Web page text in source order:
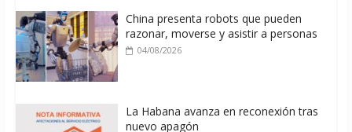
China presenta robots que pueden
razonar, moverse y asistir a personas
04/08/2026
La Habana avanza en reconexión tras
nuevo apagón